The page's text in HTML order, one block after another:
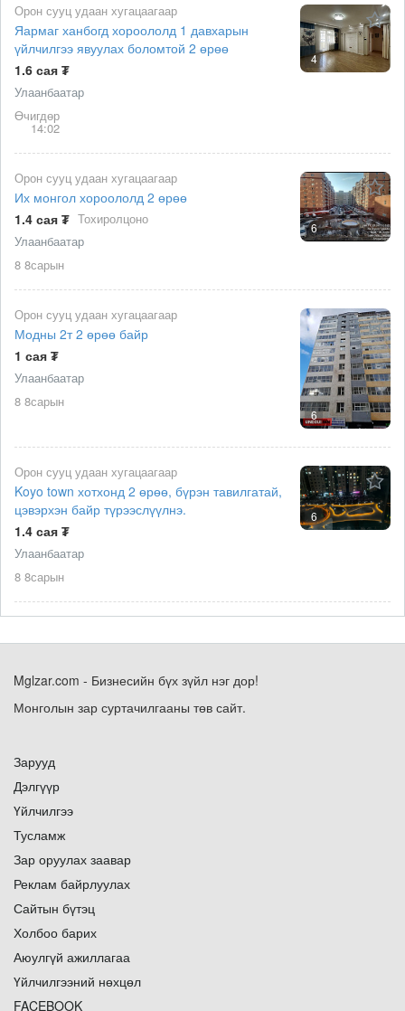
4
Орон сууц удаан хугацаагаар
Яармаг ханбогд хороололд 1 давхарын
үйлчилгээ явуулах боломтой 2 өрөө
1.6 сая ₮
Улаанбаатар
Өчигдөр
14:02
6
Орон сууц удаан хугацаагаар
Их монгол хороололд 2 өрөө
1.4 сая ₮ Тохиролцоно
Улаанбаатар
8 8сарын
6
Орон сууц удаан хугацаагаар
Модны 2т 2 өрөө байр
1 сая ₮
Улаанбаатар
8 8сарын
6
Орон сууц удаан хугацаагаар
Koyo town хотхонд 2 өрөө, бүрэн тавилгатай,
цэвэрхэн байр түрээслүүлнэ.
1.4 сая ₮
Улаанбаатар
8 8сарын
Mglzar.com - Бизнесийн бүх зүйл нэг дор!
Монголын зар суртачилгааны төв сайт.
Зарууд
Дэлгүүр
Үйлчилгээ
Тусламж
Зар оруулах заавар
Реклам байрлуулах
Сайтын бүтэц
Холбоо барих
Аюулгүй ажиллагаа
Үйлчилгээний нөхцөл
FACEBOOK